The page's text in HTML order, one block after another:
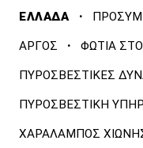
ΕΛΛΑΔΑ ·
ΑΡΓΟΣ · ΦΩΤΙΑ
ΠΥΡΟΣΒΕΣΤΙΚΕΣ
ΠΥΡΟΣΒΕΣΤΙΚΗ
ΧΑΡΑΛΑΜΠΟΣ